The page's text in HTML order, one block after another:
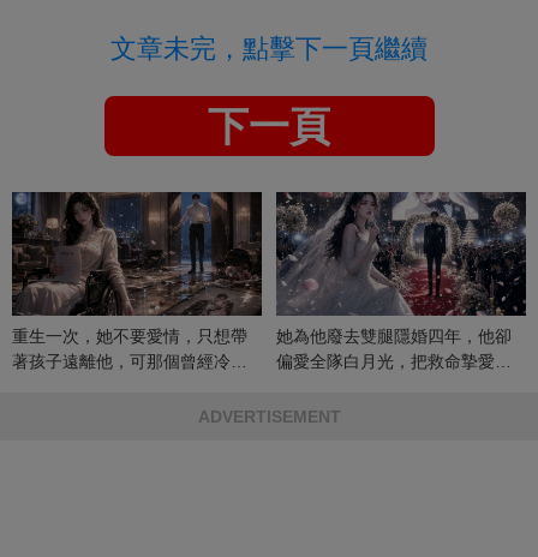
文章未完，點擊下一頁繼續
下一頁
重生一次，她不要愛情，只想帶
著孩子遠離他，可那個曾經冷漠
她為他廢去雙腿隱婚四年，他卻
偏愛全隊白月光，把救命摯愛當
ADVERTISEMENT